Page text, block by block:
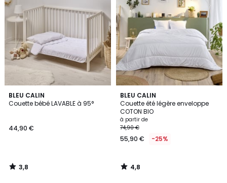
BLEU CALIN
Couette bébé LAVABLE à 95°
44,90 €
3,8
/ 5
3,8
/
BLEU CALIN
Couette été légère enveloppe
COTON BIO
à partir de
74,90 €
55,90 € -25%
4,8
/ 5
4,8
/